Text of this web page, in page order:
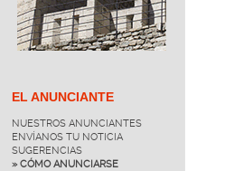
EL ANUNCIANTE
NUESTROS ANUNCIANTES
ENVÍANOS TU NOTICIA
SUGERENCIAS
» CÓMO ANUNCIARSE